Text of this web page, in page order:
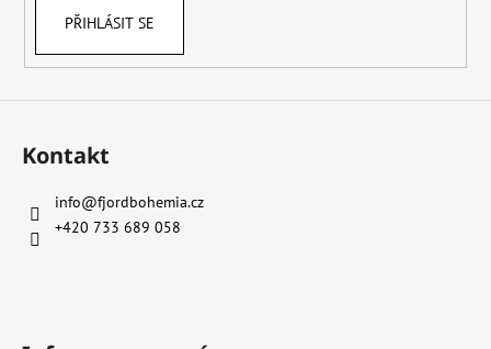
PŘIHLÁSIT SE
Kontakt
info@fjordbohemia.cz
+420 733 689 058